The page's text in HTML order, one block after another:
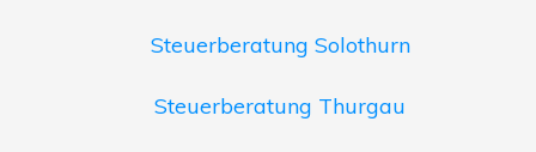
Steuerberatung Solothurn
Steuerberatung Thurgau